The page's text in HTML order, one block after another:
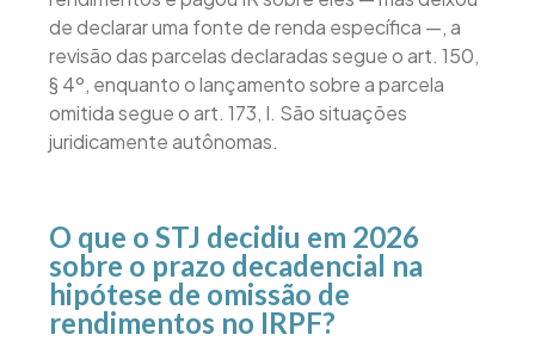
de declarar uma fonte de renda específica —, a
revisão das parcelas declaradas segue o art. 150,
§ 4º, enquanto o lançamento sobre a parcela
omitida segue o art. 173, I. São situações
juridicamente autônomas.
O que o STJ decidiu em 2026
sobre o prazo decadencial na
hipótese de omissão de
rendimentos no IRPF?